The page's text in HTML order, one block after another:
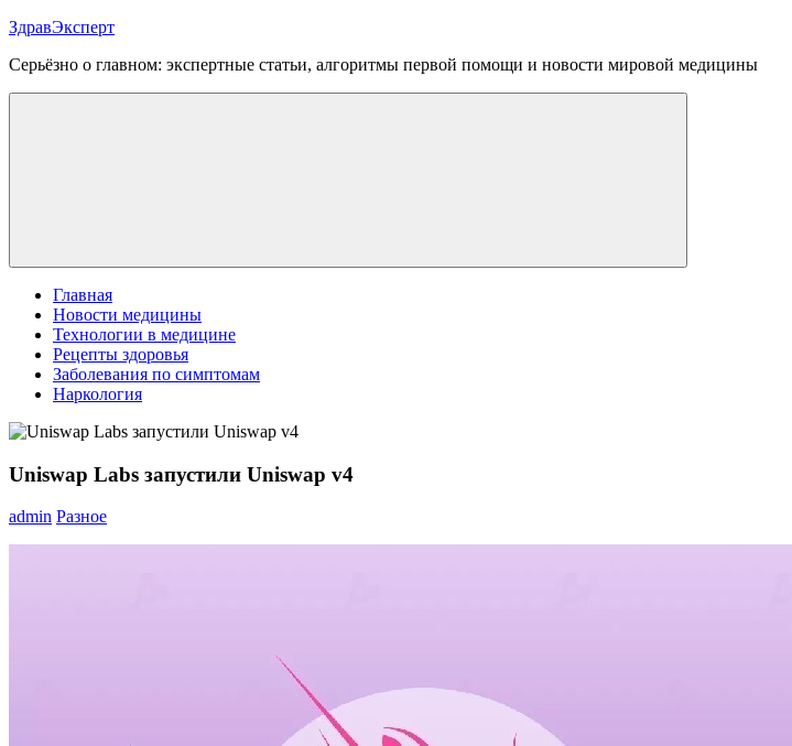
Перейти
содержимому
ЗдравЭксперт
Серьёзно о главном: экспертные статьи, алгоритмы первой помощи и новости мировой медицины
Меню
Главная
Новости медицины
Технологии в медицине
Рецепты здоровья
Заболевания по симптомам
Наркология
Uniswap Labs запустили Uniswap v4
admin Разное